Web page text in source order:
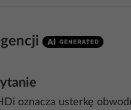
oznacza usterkę